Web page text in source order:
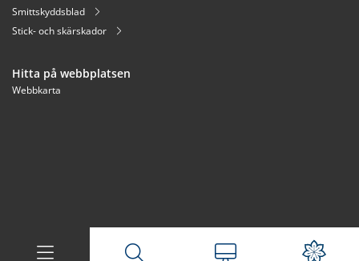
Smittskyddsblad
Stick- och skärskador
Hitta på webbplatsen
Webbkarta